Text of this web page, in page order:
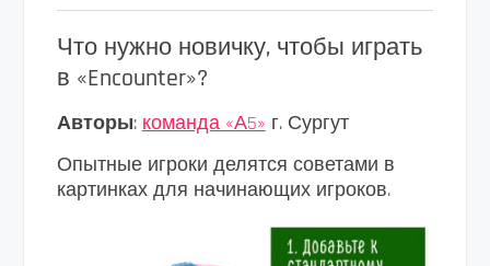
Что нужно новичку, чтобы играть
в «Encounter»?
Авторы: команда «А5» г. Сургут
Опытные игроки делятся советами в
картинках для начинающих игроков.